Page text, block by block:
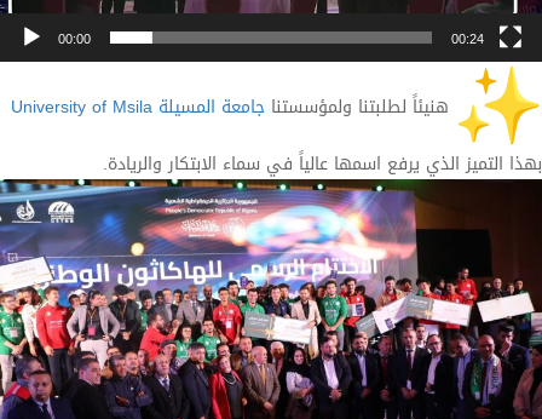
00:00 00:24
هنيئاً لطلبتنا ولمؤسستنا جامعة المسيلة University of Msila
بهذا التميز الذي يرفع اسمها عالياً في سماء الابتكار والريادة.